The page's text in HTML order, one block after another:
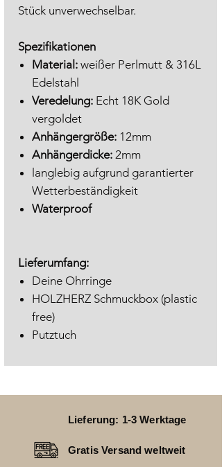
Stück unverwechselbar.
Spezifikationen
Material: weißer Perlmutt & 316L
Edelstahl
Veredelung: Echt 18K Gold
vergoldet
Anhängergröße: 12mm
Anhängerdicke: 2mm
langlebig aufgrund garantierter
Wetterbeständigkeit
Waterproof
Lieferumfang:
Deine Ohrringe
HOLZHERZ Schmuckbox (plastic
free)
Putztuch
Lieferung: 1-3 Werktage
Gratis Versand weltweit